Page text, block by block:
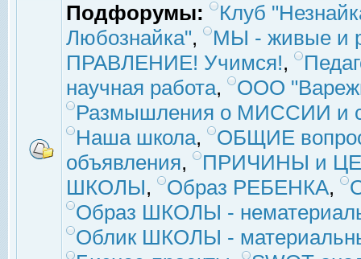
Подфорумы:
Клуб
Любознайка",
МЫ - живые и
ПРАВЛЕНИЕ! Учимся!,
научная работа,
ООО
Размышления о МИССИИ и
Наша школа,
ОБЩИЕ
объявления,
ПРИЧИНЫ и
ШКОЛЫ, Образ РЕБЕНКА,
Образ ШКОЛЫ -
Облик ШКОЛЫ -